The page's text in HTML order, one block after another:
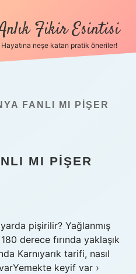
Fikir Esintisi
Hayatına neşe katan pratik öneriler!
FANLI MI PIŞER
MI PIŞER
pişirilir? Yağlanmış
derece fırında yaklaşık
Karnıyarık tarifi, nasıl
keyif var ›